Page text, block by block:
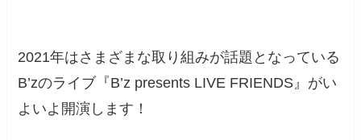
2021年はさまざまな取り組みが話題となっている
B’zのライブ『B’z presents LIVE FRIENDS』がい
よいよ開演します！